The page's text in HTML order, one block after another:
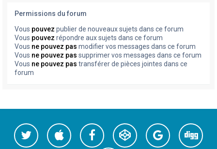
Permissions du forum
Vous pouvez publier de nouveaux sujets dans ce forum
Vous pouvez répondre aux sujets dans ce forum
Vous ne pouvez pas modifier vos messages dans ce forum
Vous ne pouvez pas supprimer vos messages dans ce forum
Vous ne pouvez pas transférer de pièces jointes dans ce
forum